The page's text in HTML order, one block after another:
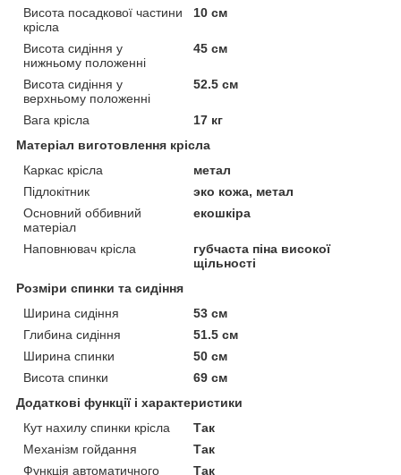
Висота посадкової частини
крісла
10 см
Висота сидіння у
нижньому положенні
45 см
Висота сидіння у
верхньому положенні
52.5 см
Вага крісла
17 кг
Матеріал виготовлення крісла
Каркас крісла
метал
Підлокітник
эко кожа, метал
Основний оббивний
матеріал
екошкіра
Наповнювач крісла
губчаста піна високої
щільності
Розміри спинки та сидіння
Ширина сидіння
53 см
Глибина сидіння
51.5 см
Ширина спинки
50 см
Висота спинки
69 см
Додаткові функції і характеристики
Кут нахилу спинки крісла
Так
Механізм гойдання
Так
Функція автоматичного
Так